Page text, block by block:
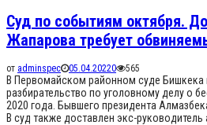
Суд по событиям октября.
Жапарова требует
от adminspec 05.04.20220 565
В Первомайском районном суде Бишкека
разбирательство по уголовному делу о
2020 года. Бывшего президента
В суд также доставлен экс-